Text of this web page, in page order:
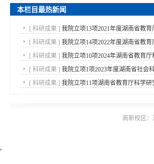
本栏目最热新闻
[ 科研成果 ] 我院立项13项2021年度湖南省教育
[ 科研成果 ] 我院立项14项2022年度湖南省教育
[ 科研成果 ] 我院立项10项2024年湖南省教育厅
[ 科研成果 ] 我院立项1项2023年度湖南省社会
[ 科研成果 ] 我院立项11项湖南省教育厅科学研
高新校区：